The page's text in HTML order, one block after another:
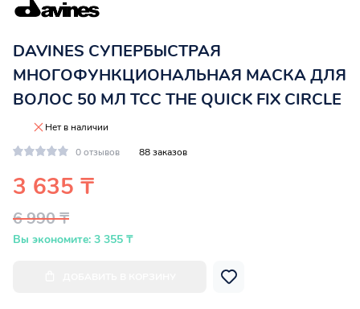
DAVINES СУПЕРБЫСТРАЯ
МНОГОФУНКЦИОНАЛЬНАЯ МАСКА ДЛЯ
ВОЛОС 50 МЛ TCC THE QUICK FIX CIRCLE
Нет в наличии
0 отзывов
88 заказов
3 635 ₸
6 990 ₸
Вы экономите: 3 355 ₸